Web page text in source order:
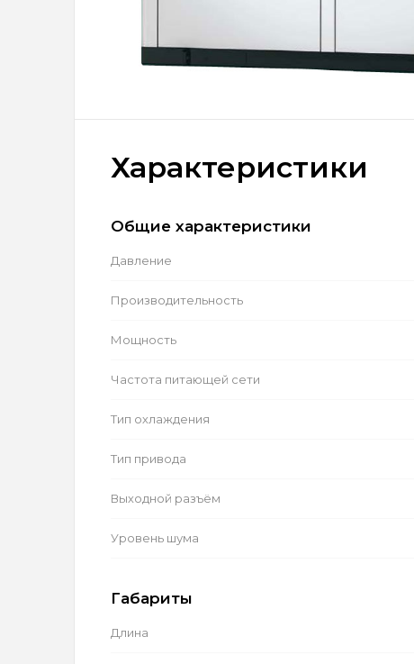
Характеристики
Общие характеристики
Давление
Производительность
Мощность
Частота питающей сети
Тип охлаждения
Тип привода
Выходной разъём
Уровень шума
Габариты
Длина